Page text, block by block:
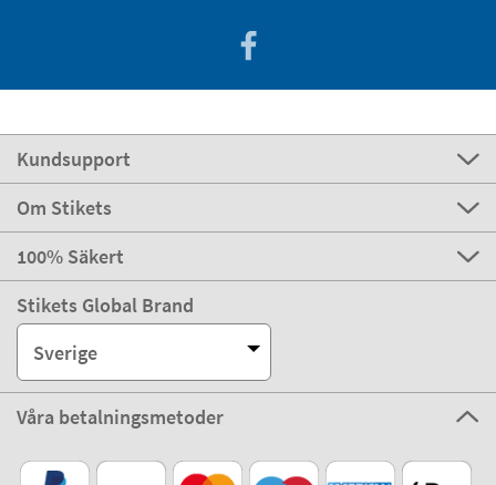
Kundsupport
Om Stikets
100% Säkert
Stikets Global Brand
Sverige
Våra betalningsmetoder